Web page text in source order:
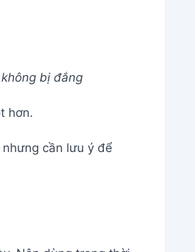
vị. Nên nếm thử và
và khuấy đều tay. Lượng
thức.
rồi đấy! Hãy cùng
nóng nhé. Chúc bạn